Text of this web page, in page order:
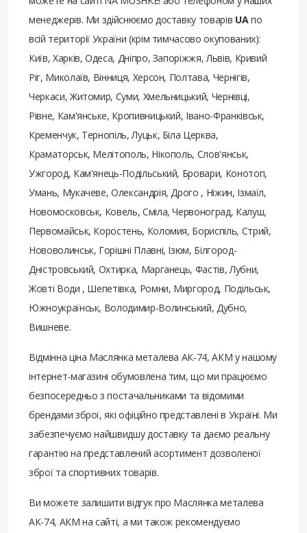
менеджерів. Ми здійснюємо доставку товарів UAпо
всій території України (крім тимчасово окупованих):
Київ, Харків, Одеса, Дніпро, Запоріжжя, Львів, Кривий
Ріг, Миколаїв, Вінниця, Херсон, Полтава, Чернігів,
Черкаси, Житомир, Суми, Хмельницький, Чернівці,
Рівне, Кам'янське, Кропивницький, Івано-Франківськ,
Кременчук, Тернопіль, Луцьк, Біла Церква,
Краматорськ, Мелітополь, Нікополь, Слов'янськ,
Ужгород, Кам'янець-Подільський, Бровари, Конотоп,
Умань, Мукачеве, Олександрія, Дрого , Ніжин, Ізмаїл,
Новомосковськ, Ковель, Сміла, Червоноград, Калуш,
Первомайськ, Коростень, Коломия, Бориспіль, Стрий,
Нововолинськ, Горішні Плавні, Ізюм, Білгород-
Дністровський, Охтирка, Марганець, Фастів, Лубни,
Жовті Води , Шепетівка, Ромни, Миргород, Подільськ,
Южноукраїнськ, Володимир-Волинський, Дубно,
Вишневе.
Відмінна ціна Маслянка металева АК-74, АКМ у нашому
інтернет-магазині обумовлена ​​тим, що ми працюємо
безпосередньо з постачальниками та відомими
брендами зброї, які офіційно представлені в Україні. Ми
забезпечуємо найшвидшу доставку та даємо реальну
гарантію на представлений асортимент дозволеної
зброї та спортивних товарів.
Ви можете залишити відгук про Маслянка металева
АК-74, АКМ на сайті, а ми також рекомендуємо